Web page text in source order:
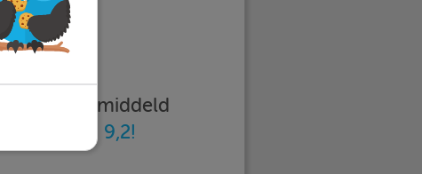
gemiddeld
met een 9,2!